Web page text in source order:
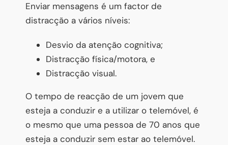
Enviar mensagens é um factor de
distracção a vários níveis:
Desvio da atenção cognitiva;
Distracção física/motora, e
Distracção visual.
O tempo de reacção de um jovem que
esteja a conduzir e a utilizar o telemóvel, é
o mesmo que uma pessoa de 70 anos que
esteja a conduzir sem estar ao telemóvel.